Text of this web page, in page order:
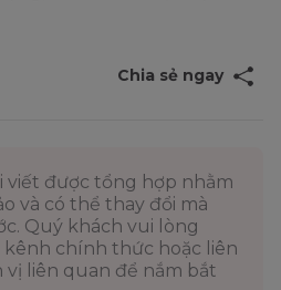
Chia sẻ ngay
viết được tổng hợp nhằm
và có thể thay đổi mà
Quý khách vui lòng
kênh chính thức hoặc liên
vị liên quan để nắm bắt